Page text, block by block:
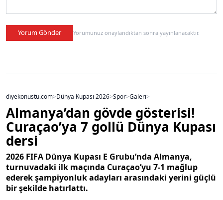
Yorum Gönder Yorumunuz onaylandıktan sonra yayınlanacaktır.
diyekonustu.com>Dünya Kupası 2026>Spor>Galeri>
Almanya’dan gövde gösterisi!
Curaçao’ya 7 gollü Dünya Kupası
dersi
2026 FIFA Dünya Kupası E Grubu’nda Almanya,
turnuvadaki ilk maçında Curaçao’yu 7-1 mağlup
ederek şampiyonluk adayları arasındaki yerini güçlü
bir şekilde hatırlattı.